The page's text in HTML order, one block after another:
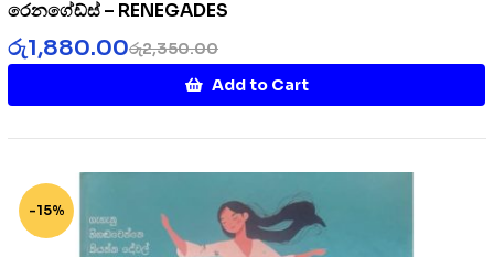
රෙනගේඩ්ස් – RENEGADES
රු2,350.00
රු1,880.00
Add to Cart
-15%